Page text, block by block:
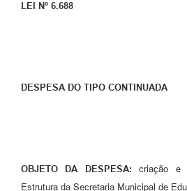
LEI Nº 6.688
DESPESA DO TIPO CONTINUADA
OBJETO DA DESPESA: criação e
Estrutura da Secretaria Municipal de